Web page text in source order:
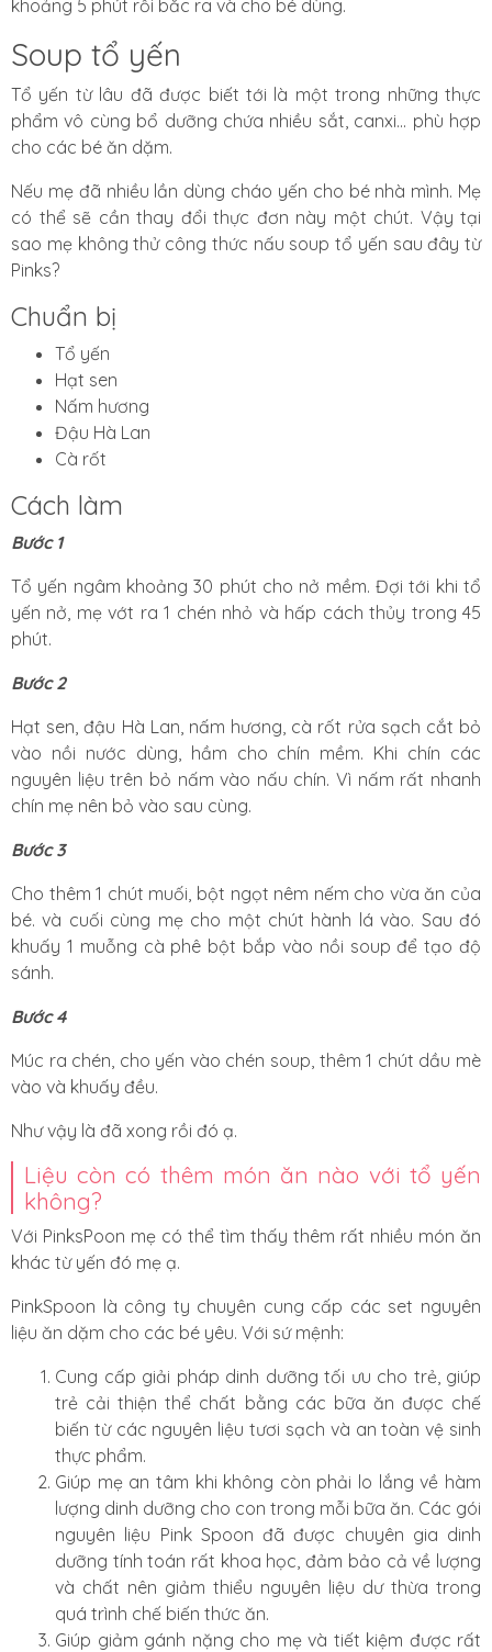
khoảng 5 phút rồi bắc ra và cho bé dùng.
Soup tổ yến
Tổ yến từ lâu đã được biết tới là một trong những thực
phẩm vô cùng bổ dưỡng chứa nhiều sắt, canxi... phù hợp
cho các bé ăn dặm.
Nếu mẹ đã nhiều lần dùng cháo yến cho bé nhà mình. Mẹ
có thể sẽ cần thay đổi thực đơn này một chút. Vậy tại
sao mẹ không thử công thức nấu soup tổ yến sau đây từ
Pinks?
Chuẩn bị
Tổ yến
Hạt sen
Nấm hương
Đậu Hà Lan
Cà rốt
Cách làm
Bước 1
Tổ yến ngâm khoảng 30 phút cho nở mềm. Đợi tới khi tổ
yến nở, mẹ vớt ra 1 chén nhỏ và hấp cách thủy trong 45
phút.
Bước 2
Hạt sen, đậu Hà Lan, nấm hương, cà rốt rửa sạch cắt bỏ
vào nồi nước dùng, hầm cho chín mềm. Khi chín các
nguyên liệu trên bỏ nấm vào nấu chín. Vì nấm rất nhanh
chín mẹ nên bỏ vào sau cùng.
Bước 3
Cho thêm 1 chút muối, bột ngọt nêm nếm cho vừa ăn của
bé. và cuối cùng mẹ cho một chút hành lá vào. Sau đó
khuấy 1 muỗng cà phê bột bắp vào nồi soup để tạo độ
sánh.
Bước 4
Múc ra chén, cho yến vào chén soup, thêm 1 chút dầu mè
vào và khuấy đều.
Như vậy là đã xong rồi đó ạ.
Liệu còn có thêm món ăn nào với tổ yến
không?
Với PinksPoon mẹ có thể tìm thấy thêm rất nhiều món ăn
khác từ yến đó mẹ ạ.
PinkSpoon là công ty chuyên cung cấp các set nguyên
liệu ăn dặm cho các bé yêu. Với sứ mệnh:
Cung cấp giải pháp dinh dưỡng tối ưu cho trẻ, giúp
trẻ cải thiện thể chất bằng các bữa ăn được chế
biến từ các nguyên liệu tươi sạch và an toàn vệ sinh
thực phẩm.
Giúp mẹ an tâm khi không còn phải lo lắng về hàm
lượng dinh dưỡng cho con trong mỗi bữa ăn. Các gói
nguyên liệu Pink Spoon đã được chuyên gia dinh
dưỡng tính toán rất khoa học, đảm bảo cả về lượng
và chất nên giảm thiểu nguyên liệu dư thừa trong
quá trình chế biến thức ăn.
Giúp giảm gánh nặng cho mẹ và tiết kiệm được rất